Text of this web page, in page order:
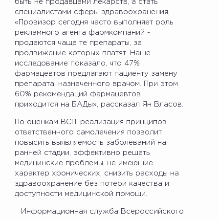
быть не продавцами лекарств, а стать
специалистами сферы здравоохранения,
«Провизор сегодня часто выполняет роль
рекламного агента фармкомпаний -
продаются чаще те препараты, за
продвижение которых платят. Наше
исследование показало, что 47%
фармацевтов предлагают пациенту замену
препарата, назначенного врачом. При этом
60% рекомендаций фармацевтов
приходится на БАДы», рассказал Ян Власов.
По оценкам ВСП, реализация принципов
ответственного самолечения позволит
повысить выявляемость заболеваний на
ранней стадии, эффективно решать
медицинские проблемы, не имеющие
характер хронических, снизить расходы на
здравоохранение без потери качества и
доступности медицинской помощи.
Информационная служба Всероссийского